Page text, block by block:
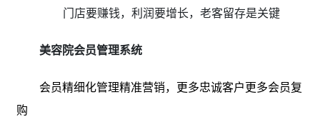
门店要赚钱，利润要增长，老客留存是关键
美容院会员管理系统
会员精细化管理精准营销，更多忠诚客户更多会员复
购